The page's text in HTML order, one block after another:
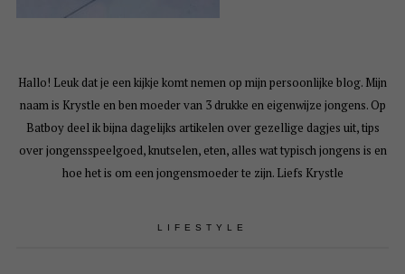
Hallo! Leuk dat je een kijkje komt nemen op mijn persoonlijke blog. Mijn
naam is Krystle en ben moeder van 3 drukke en eigenwijze jongens. Op
Batboy deel ik bijna dagelijks artikelen over gezellige dagjes uit, tips
over jongensspeelgoed, knutselen, eten, alles wat typisch jongens is en
hoe het is om een jongensmoeder te zijn. Liefs Krystle
LIFESTYLE